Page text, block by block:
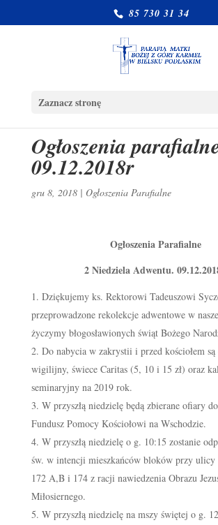
85 730 31 34
Zaznacz stronę
Ogłoszenia
09.12.2018r
gru 8, 2018| Ogłoszenia Parafialne
Ogłoszenia Parafialne
2 Niedziela Adwentu.
Dziękujemy ks. Rektorowi Tadeuszowi
przeprowadzone rekolekcje adwentowe w
życzymy błogosławionych świąt Bożego
Do nabycia w zakrystii i przed kościołem są
wigilijny, świece Caritas (5, 10 i 15 zł) oraz
seminaryjny na 2019 rok.
W przyszłą niedzielę będą zbierane ofiary
Fundusz Pomocy Kościołowi na Wschodzie.
W przyszłą niedzielę o g. 10:15 zostanie
św. w intencji mieszkańców bloków przy
172 A,B i 174 z racji nawiedzenia Obrazu
Miłosiernego.
W przyszłą niedzielę na mszy świętej o g.